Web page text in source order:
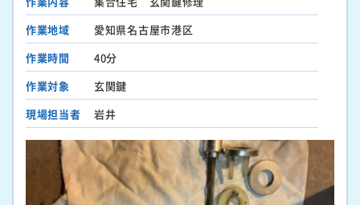
作業地域
愛知県名古屋市港区
作業時間
40分
作業対象
玄関鍵
現場担当者
岩井